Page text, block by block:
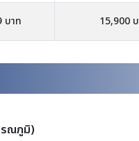
บาท 15,900
รณภูมิ)